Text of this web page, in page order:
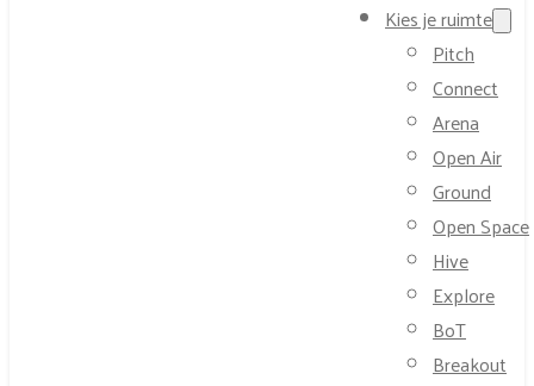
Kies je ruimte
Pitch
Connect
Arena
Open Air
Ground
Open Space
Hive
Explore
BoT
Breakout